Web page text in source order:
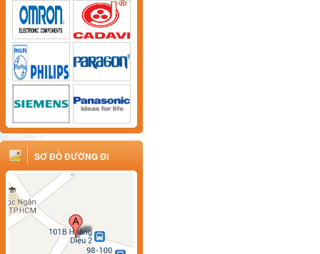
SƠ ĐỒ ĐƯỜNG ĐI